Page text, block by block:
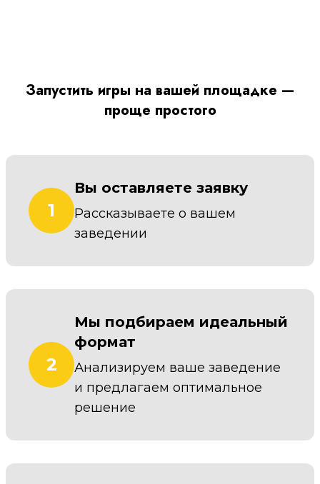
Запустить игры на вашей площадке —
проще простого
1
Вы оставляете заявку
Рассказываете о вашем
заведении
2
Мы подбираем идеальный
формат
Анализируем ваше заведение
и предлагаем оптимальное
решение